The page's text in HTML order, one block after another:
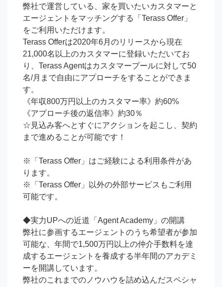
弊社で運営している、家を買いたいカスタマーと
エージェントをマッチングする「Terass Offer」
をご利用いただけます。
Terass Offerは2020年6月のリリースから現在
21,000名以上のカスタマーに登録いただいてお
り、Terass Agentはカスタマープールに対して50
名/月まで自由にアプローチをすることができま
す。
《年収800万円以上のカスタマー率》約60%
《アプローチ後の返信率》約30％
☆見込み客へとすぐにアクションを起こし、契約
まで進めることが可能です！
※「Terass Offer」はご経験による利用条件があ
ります。
※「Terass Offer」以外の外部サービスもご利用
可能です。
◆実力UPへの近道「Agent Academy」の開講
弊社に参画するエージェントのうち希望者が参加
可能な、年間で1,500万円以上の仲介手数料を達
成するエージェントを養成する半年間のアカデミ
ーを開講しています。
弊社のこれまでのノウハウを詰め込んだスペシャ